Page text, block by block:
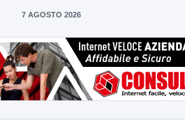
7 AGOSTO 2026